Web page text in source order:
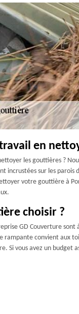
en
les gouttières ?
incrustées sur les
votre gouttière à
choisir ?
GD Couverture
rampante convient aux
Si vous avez un